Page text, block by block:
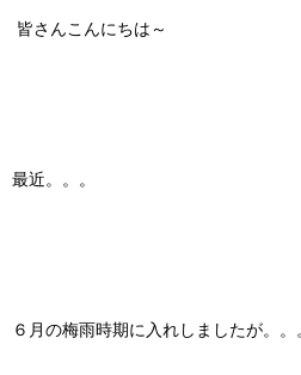
皆さんこんにちは～
最近。。。
６月の梅雨時期に入れしましたが。。